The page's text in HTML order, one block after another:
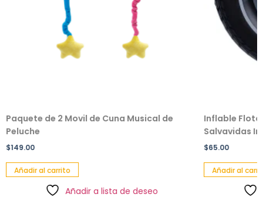
Paquete de 2 Movil de Cuna Musical de
Peluche
$149.00
Añadir al carrito
Añadir a lista de deseo
Inflable
Salvavidas
$65.00
Añadir al